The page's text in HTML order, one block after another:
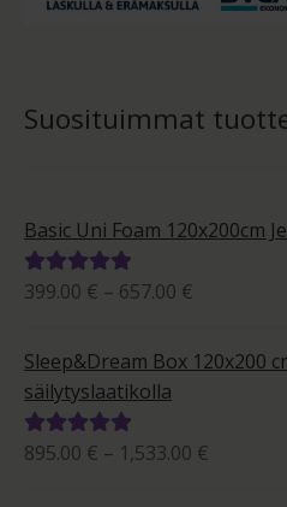
Suosituimmat
Basic Uni Foam 120x200cm
Arvostelu
399.00 € – 657.00 €
-
Sleep&Dream Box 120x200
säilytyslaatikolla
Arvostelu
895.00 € – 1,533.00 €